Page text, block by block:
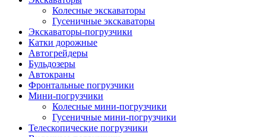
Колесные экскаваторы
Гусеничные экскаваторы
Экскаваторы-погрузчики
Катки дорожные
Автогрейдеры
Бульдозеры
Автокраны
Фронтальные погрузчики
Мини-погрузчики
Колесные мини-погрузчики
Гусеничные мини-погрузчики
Телескопические погрузчики